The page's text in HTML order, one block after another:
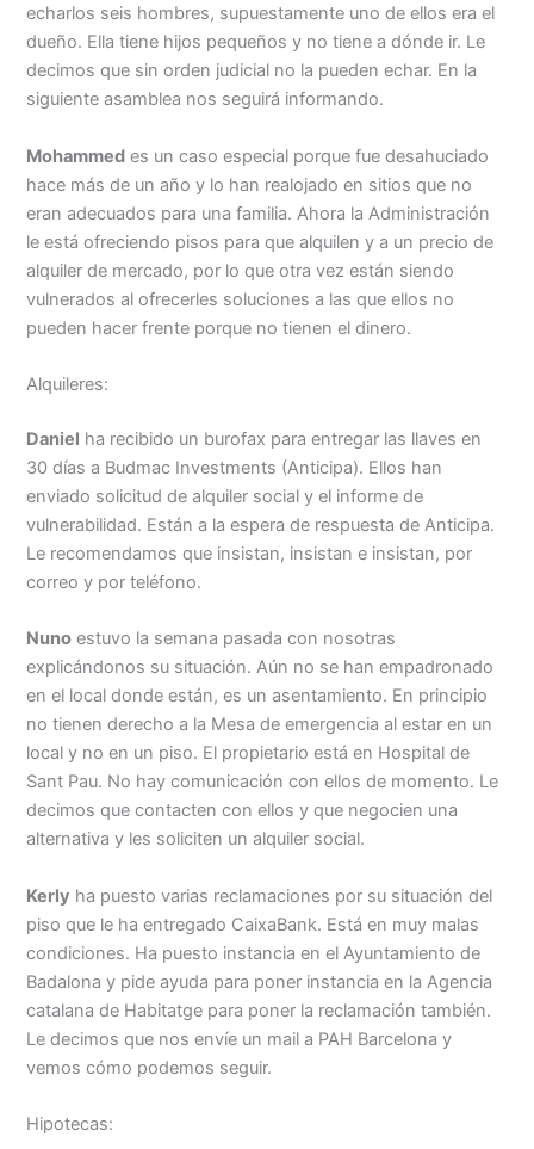
echarlos seis hombres, supuestamente uno de ellos era el
dueño. Ella tiene hijos pequeños y no tiene a dónde ir. Le
decimos que sin orden judicial no la pueden echar. En la
siguiente asamblea nos seguirá informando.
Mohammed es un caso especial porque fue desahuciado
hace más de un año y lo han realojado en sitios que no
eran adecuados para una familia. Ahora la Administración
le está ofreciendo pisos para que alquilen y a un precio de
alquiler de mercado, por lo que otra vez están siendo
vulnerados al ofrecerles soluciones a las que ellos no
pueden hacer frente porque no tienen el dinero.
Alquileres:
Daniel ha recibido un burofax para entregar las llaves en
30 días a Budmac Investments (Anticipa). Ellos han
enviado solicitud de alquiler social y el informe de
vulnerabilidad. Están a la espera de respuesta de Anticipa.
Le recomendamos que insistan, insistan e insistan, por
correo y por teléfono.
Nuno estuvo la semana pasada con nosotras
explicándonos su situación. Aún no se han empadronado
en el local donde están, es un asentamiento. En principio
no tienen derecho a la Mesa de emergencia al estar en un
local y no en un piso. El propietario está en Hospital de
Sant Pau. No hay comunicación con ellos de momento. Le
decimos que contacten con ellos y que negocien una
alternativa y les soliciten un alquiler social.
Kerly ha puesto varias reclamaciones por su situación del
piso que le ha entregado CaixaBank. Está en muy malas
condiciones. Ha puesto instancia en el Ayuntamiento de
Badalona y pide ayuda para poner instancia en la Agencia
catalana de Habitatge para poner la reclamación también.
Le decimos que nos envíe un mail a PAH Barcelona y
vemos cómo podemos seguir.
Hipotecas: